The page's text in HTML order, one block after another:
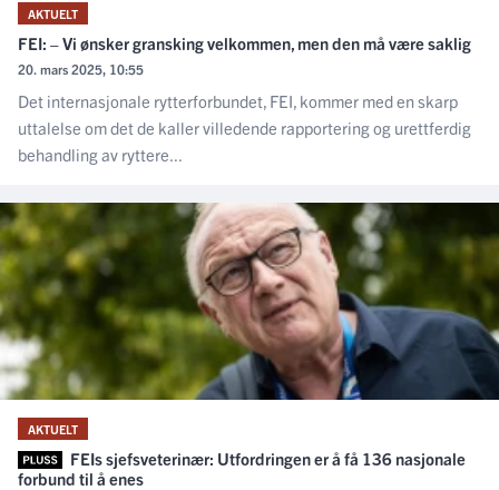
AKTUELT
FEI: – Vi ønsker gransking velkommen, men den må være saklig
20. mars 2025, 10:55
Det internasjonale rytterforbundet, FEI, kommer med en skarp
uttalelse om det de kaller villedende rapportering og urettferdig
behandling av ryttere...
AKTUELT
FEIs sjefsveterinær: Utfordringen er å få 136 nasjonale
forbund til å enes